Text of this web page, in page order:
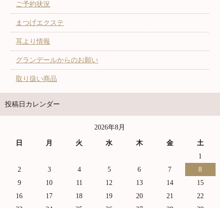
ご予約状況
まつげエクステ
耳より情報
グランデールからのお願い
取り扱い商品
投稿日カレンダー
2026年8月
日 月 火 水 木 金
土
1
2
3 4 5 6 7
8
9
10 11 12 13 14
15
16
17 18 19 20 21
22